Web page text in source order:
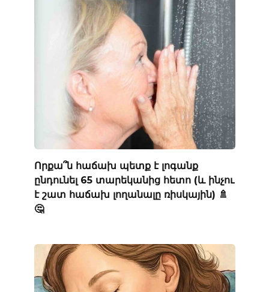
Որքա՞ն հաճախ պետք է լոգանք
ընդունել 65 տարեկանից հետո (և ինչու
է շատ հաճախ լողանալը ռիսկային) 🚿
🤔